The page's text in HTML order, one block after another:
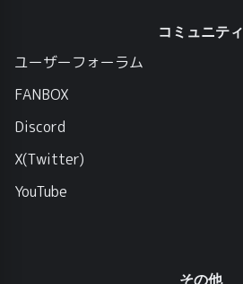
コミュニティ
ユーザーフォーラム
FANBOX
Discord
X(Twitter)
YouTube
その他